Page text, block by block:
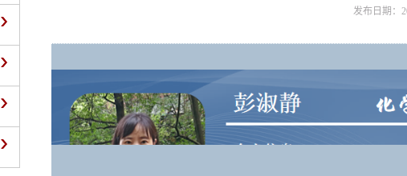
发布日期：